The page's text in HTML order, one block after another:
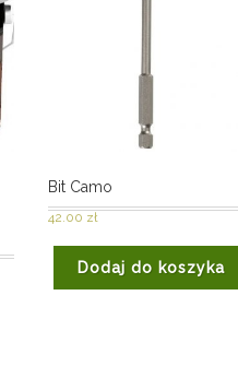
Bit Camo
42.00 zł
Dodaj do koszyka